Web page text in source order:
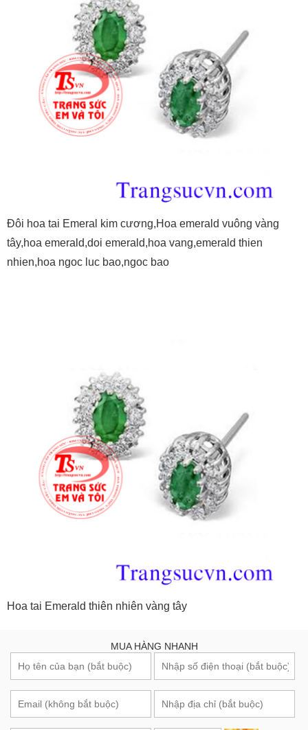
Đôi hoa tai Emeral kim cương,Hoa emerald vuông vàng
tây,hoa emerald,doi emerald,hoa vang,emerald thien
nhien,hoa ngoc luc bao,ngoc bao
Hoa tai Emerald thiên nhiên vàng tây
MUA HÀNG NHANH